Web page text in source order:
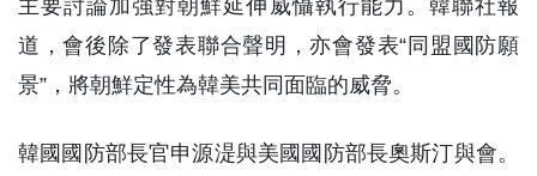
主要討論加強對朝鮮延伸威懾執行能力。韓聯社報
道，會後除了發表聯合聲明，亦會發表“同盟國防願
景”，將朝鮮定性為韓美共同面臨的威脅。
韓國國防部長官申源湜與美國國防部長奧斯汀與會。